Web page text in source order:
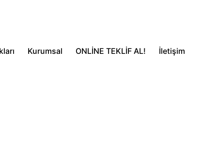
Kurumsal ONLİNE TEKLİF AL! İletişim